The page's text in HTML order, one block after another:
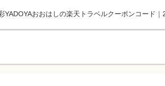
YADOYAおおはしの楽天トラベルクーポンコード